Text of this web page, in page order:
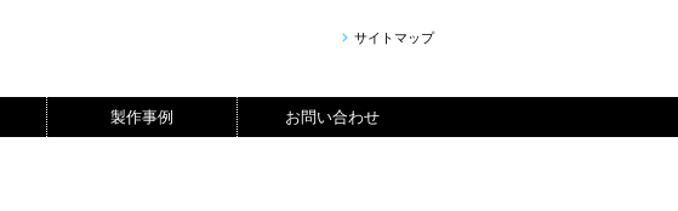
サイトマップ
製作事例 お問い合わせ